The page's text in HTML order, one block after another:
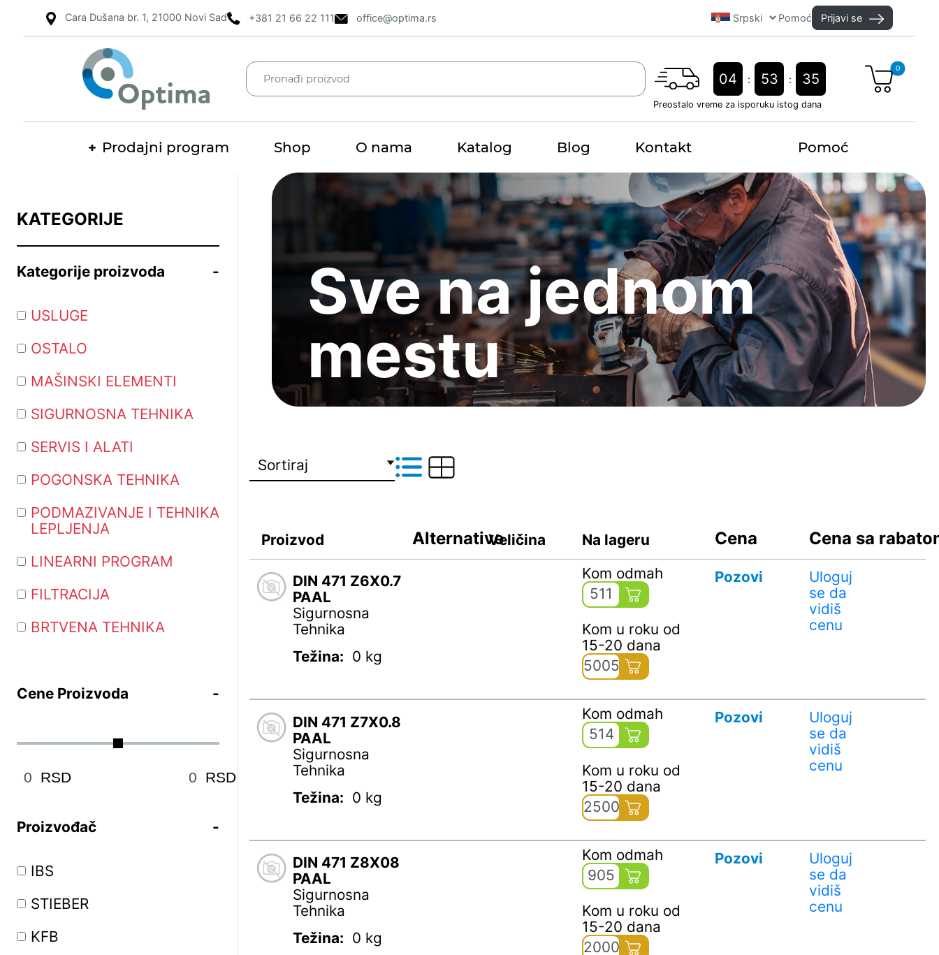
Cara Dušana br. 1, 21000 Novi Sad +381 21 66 22 111 office@optima.rs Pomoć Prijavi se
Pretraži
04 : 53 : 34
Preostalo vreme za isporuku istog dana
0
Prodajni program Shop O nama Katalog Blog Kontakt Pomoć
Sve na jednom
mestu
KATEGORIJE
Kategorije proizvoda
USLUGE
OSTALO
MAŠINSKI ELEMENTI
SIGURNOSNA TEHNIKA
SERVIS I ALATI
POGONSKA TEHNIKA
PODMAZIVANJE I TEHNIKA
LEPLJENJA
LINEARNI PROGRAM
FILTRACIJA
BRTVENA TEHNIKA
Cene Proizvoda
RSD RSD
Proizvođač
IBS
STIEBER
KFB
Proizvod AlternativeVeličina Na lageru Cena Cena sa
DIN 471 Z6X0.7
PAAL
Sigurnosna
Tehnika
Težina: 0 kg
Kom odmah
511
Kom u roku od
15-20 dana
5005
Pozovi
Uloguj
se da
vidiš
cenu
DIN 471 Z7X0.8
PAAL
Sigurnosna
Tehnika
Težina: 0 kg
Kom odmah
514
Kom u roku od
15-20 dana
2500
Pozovi
Uloguj
se da
vidiš
cenu
DIN 471 Z8X08
PAAL
Sigurnosna
Tehnika
Težina: 0 kg
Kom odmah
905
Kom u roku od
15-20 dana
2000
Pozovi
Uloguj
se da
vidiš
cenu